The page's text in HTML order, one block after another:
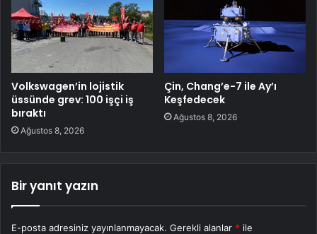
Volkswagen’in lojistik
üssünde grev: 100 işçi iş
bıraktı
Ağustos 8, 2026
Çin, Chang’e-7 ile Ay’ı
Keşfedecek
Ağustos 8, 2026
Bir yanıt yazın
E-posta adresiniz yayınlanmayacak. Gerekli alanlar * ile